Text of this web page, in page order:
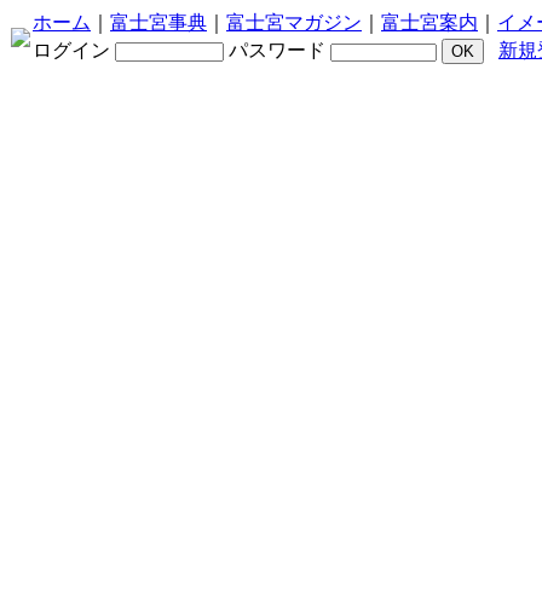
ホーム 富士宮事典 富士宮マガジン 富士宮案内
イメ
ログイン
パスワード 新規